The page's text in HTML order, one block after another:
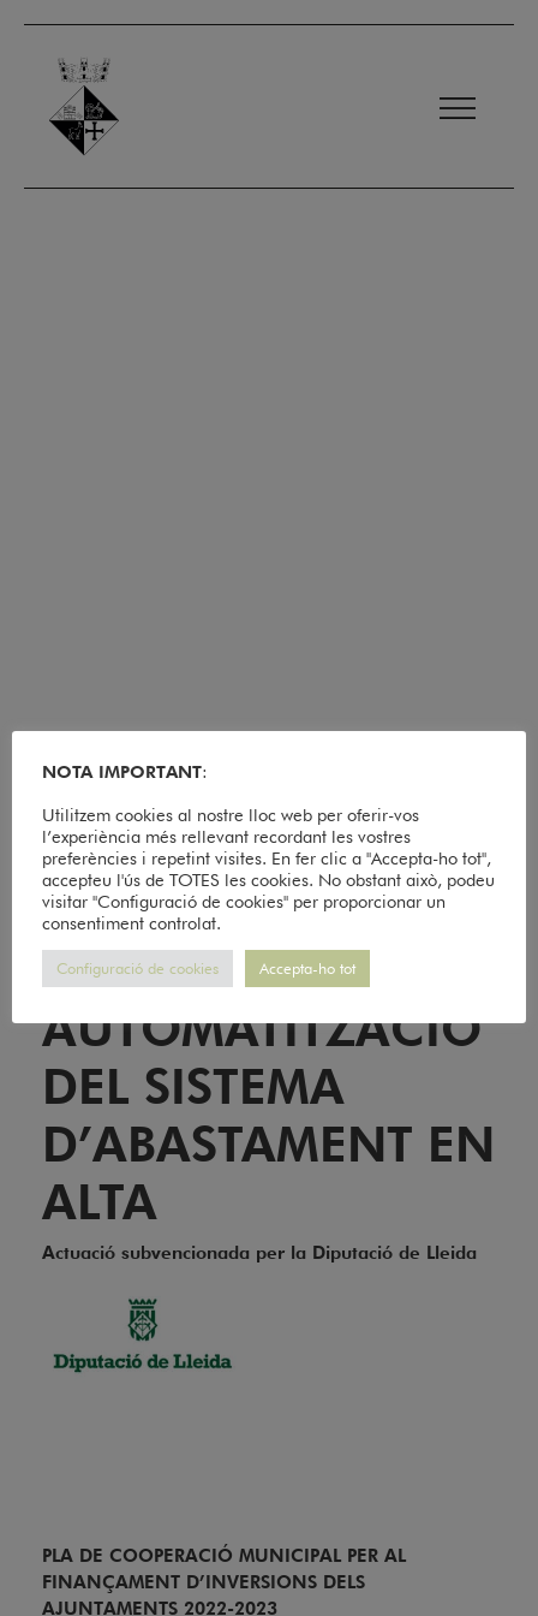
SENSORITZACIÓ I
AUTOMATITZACIÓ
DEL SISTEMA
D’ABASTAMENT EN
ALTA
Actuació subvencionada per la Diputació de Lleida
PLA DE COOPERACIÓ MUNICIPAL PER AL
FINANÇAMENT D’INVERSIONS DELS
AJUNTAMENTS 2022-2023
NOTA IMPORTANT:
Utilitzem cookies al nostre lloc web per oferir-vos
l’experiència més rellevant recordant les vostres
preferències i repetint visites. En fer clic a "Accepta-ho tot",
accepteu l'ús de TOTES les cookies. No obstant això, podeu
visitar "Configuració de cookies" per proporcionar un
consentiment controlat.
Configuració de cookies Accepta-ho tot